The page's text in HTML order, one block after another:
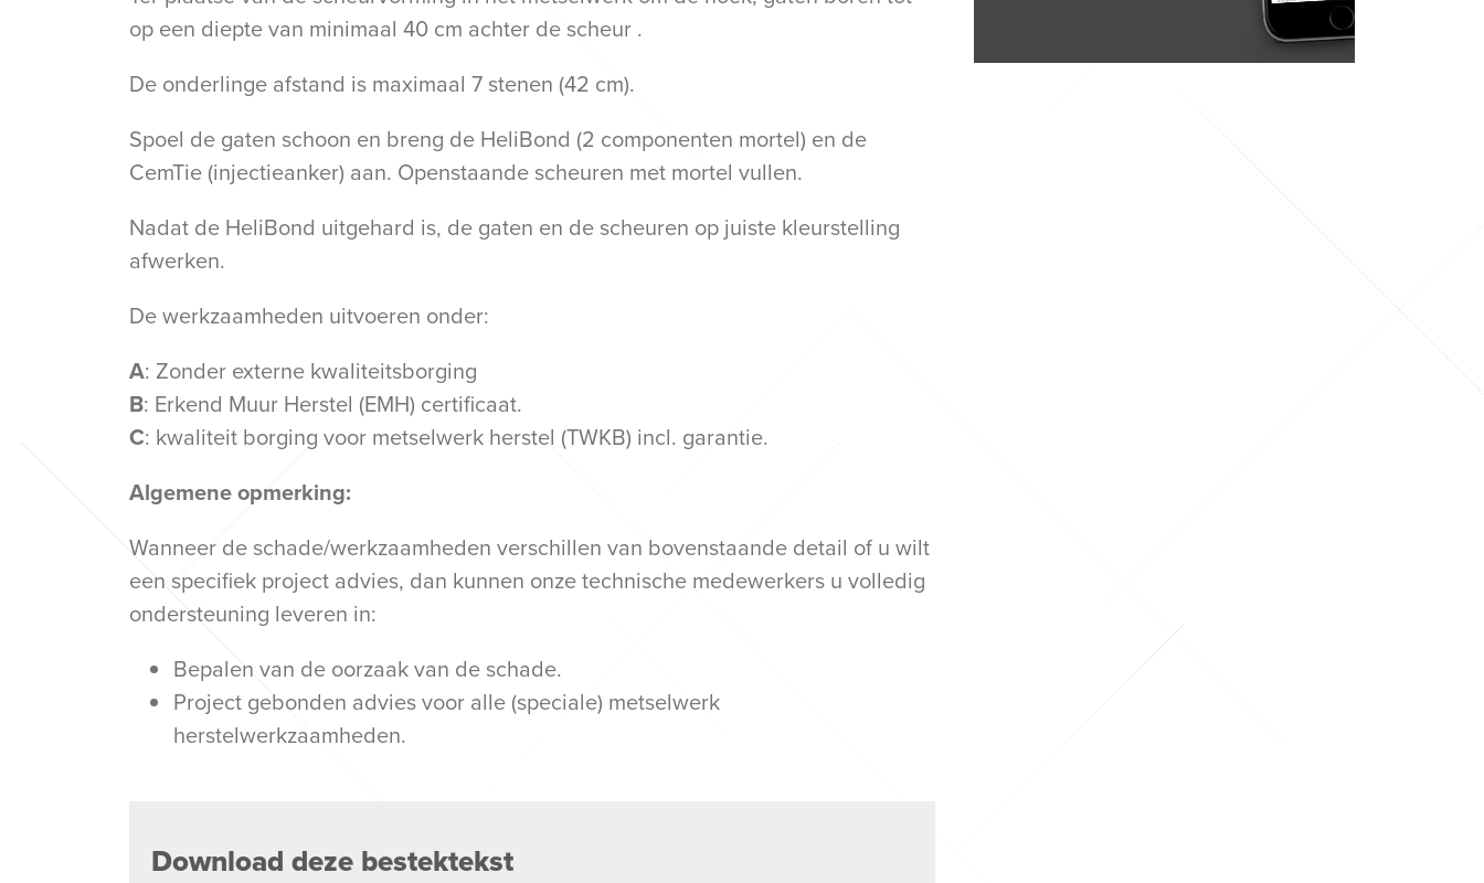
op een diepte van minimaal 40 cm achter de scheur .
De onderlinge afstand is maximaal 7 stenen (42 cm).
Spoel de gaten schoon en breng de HeliBond (2 componenten mortel) en de
CemTie (injectieanker) aan. Openstaande scheuren met mortel vullen.
Nadat de HeliBond uitgehard is, de gaten en de scheuren op juiste kleurstelling
afwerken.
De werkzaamheden uitvoeren onder:
A: Zonder externe kwaliteitsborging
B: Erkend Muur Herstel (EMH) certificaat.
C: kwaliteit borging voor metselwerk herstel (TWKB) incl. garantie.
Algemene opmerking:
Wanneer de schade/werkzaamheden verschillen van bovenstaande detail of u wilt
een specifiek project advies, dan kunnen onze technische medewerkers u volledig
ondersteuning leveren in:
Bepalen van de oorzaak van de schade.
Project gebonden advies voor alle (speciale) metselwerk
herstelwerkzaamheden.
Download deze bestektekst